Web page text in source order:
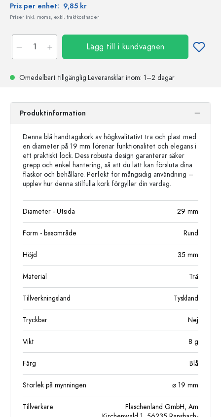
Pris per enhet: 9,85 kr
Priser inkl. moms, exkl. fraktkostnader
Lägg till i kundvagnen
Omedelbart tillgänglig.Leveransklar inom: 1–2 dagar
Produktinformation
Denna blå handtagskork av högkvalitativt trä och plast med
en diameter på 19 mm förenar funktionalitet och elegans i
ett praktiskt lock. Dess robusta design garanterar säker
grepp och enkel hantering, så att du lätt kan försluta dina
flaskor och behållare. Perfekt för mångsidig användning –
upplev hur denna stilfulla kork förgyller din vardag.
Diameter - Utsida 29 mm
Form - basområde Rund
Höjd 35 mm
Material Trä
Tillverkningsland Tyskland
Tryckbar Nej
Vikt 8 g
Färg Blå
Storlek på mynningen ⌀ 19 mm
Tillverkare
Flaschenland GmbH, Am